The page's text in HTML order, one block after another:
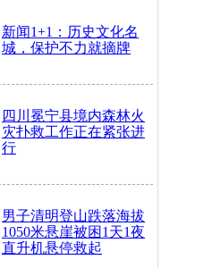
新闻1+1：历史文化名
城，保护不力就摘牌
四川冕宁县境内森林火
灾扑救工作正在紧张进
行
男子清明登山跌落海拔
1050米悬崖被困1天1夜
直升机悬停救起